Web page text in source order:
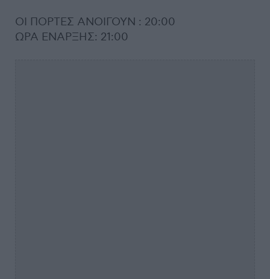
ΟΙ ΠΟΡΤΕΣ ΑΝΟΙΓΟΥΝ : 20:00
ΩΡΑ ΕΝΑΡΞΗΣ: 21:00